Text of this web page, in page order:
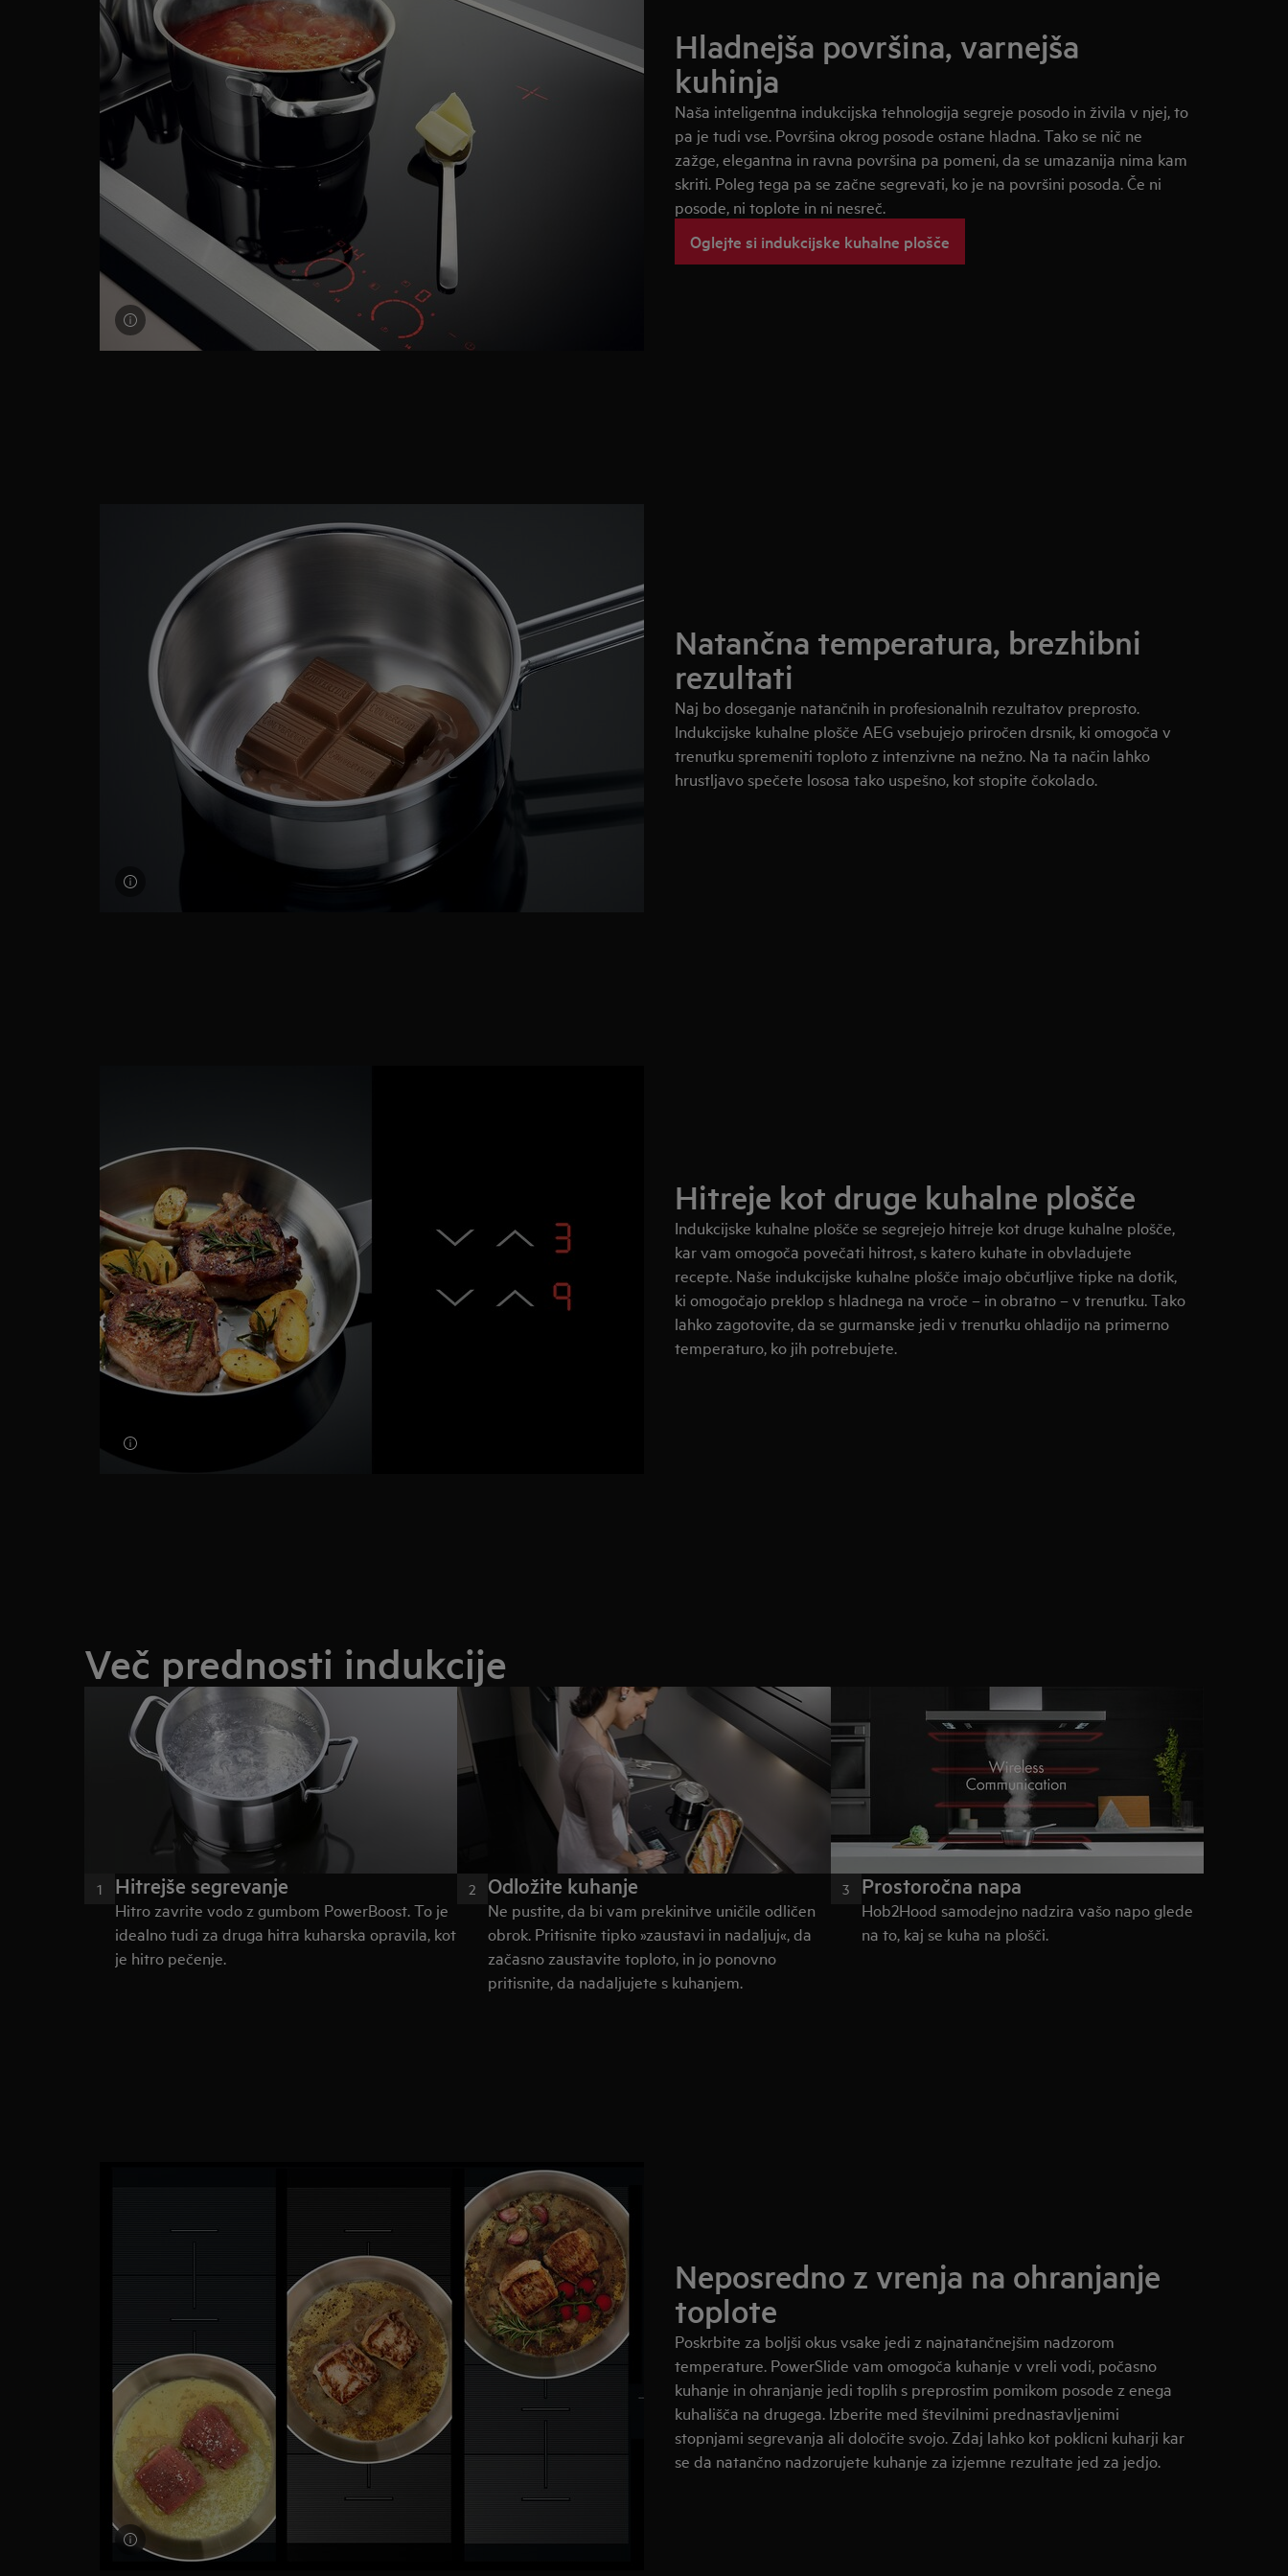
Hladnejša površina, varnejša
kuhinja
Naša inteligentna indukcijska tehnologija segreje posodo in živila v njej, to
pa je tudi vse. Površina okrog posode ostane hladna. Tako se nič ne
zažge, elegantna in ravna površina pa pomeni, da se umazanija nima kam
skriti. Poleg tega pa se začne segrevati, ko je na površini posoda. Če ni
posode, ni toplote in ni nesreč.
Oglejte si indukcijske kuhalne plošče
Natančna temperatura, brezhibni
rezultati
Naj bo doseganje natančnih in profesionalnih rezultatov preprosto.
Indukcijske kuhalne plošče AEG vsebujejo priročen drsnik, ki omogoča v
trenutku spremeniti toploto z intenzivne na nežno. Na ta način lahko
hrustljavo spečete lososa tako uspešno, kot stopite čokolado.
Hitreje kot druge kuhalne plošče
Indukcijske kuhalne plošče se segrejejo hitreje kot druge kuhalne plošče,
kar vam omogoča povečati hitrost, s katero kuhate in obvladujete
recepte. Naše indukcijske kuhalne plošče imajo občutljive tipke na dotik,
ki omogočajo preklop s hladnega na vroče – in obratno – v trenutku. Tako
lahko zagotovite, da se gurmanske jedi v trenutku ohladijo na primerno
temperaturo, ko jih potrebujete.
Več prednosti indukcije
1 Hitrejše segrevanje
Hitro zavrite vodo z gumbom PowerBoost. To je
idealno tudi za druga hitra kuharska opravila, kot
je hitro pečenje.
2 Odložite kuhanje
Ne pustite, da bi vam prekinitve uničile odličen
obrok. Pritisnite tipko »zaustavi in nadaljuj«, da
začasno zaustavite toploto, in jo ponovno
pritisnite, da nadaljujete s kuhanjem.
3 Prostoročna napa
Hob2Hood samodejno nadzira vašo napo glede
na to, kaj se kuha na plošči.
Neposredno z vrenja na ohranjanje
toplote
Poskrbite za boljši okus vsake jedi z najnatančnejšim nadzorom
temperature. PowerSlide vam omogoča kuhanje v vreli vodi, počasno
kuhanje in ohranjanje jedi toplih s preprostim pomikom posode z enega
kuhališča na drugega. Izberite med številnimi prednastavljenimi
stopnjami segrevanja ali določite svojo. Zdaj lahko kot poklicni kuharji kar
se da natančno nadzorujete kuhanje za izjemne rezultate jed za jedjo.